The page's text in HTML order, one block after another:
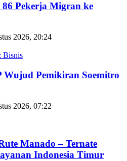
Pekerja Migran ke
2026, 20:24
Bisnis
Pemikiran Soemitro
2026, 07:22
Manado – Ternate
Indonesia Timur